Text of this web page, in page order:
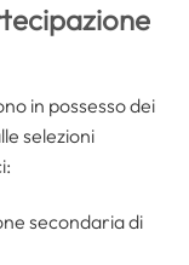
in possesso dei
selezioni
secondaria di